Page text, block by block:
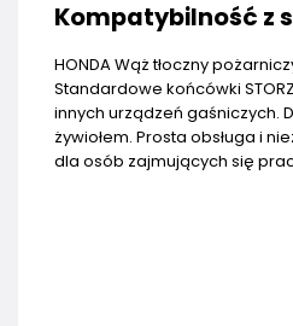
Kompatybilność z
HONDA Wąż tłoczny
Standardowe końcówki
innych urządzeń gaśniczych.
żywiołem. Prosta obsługa i
dla osób zajmujących się